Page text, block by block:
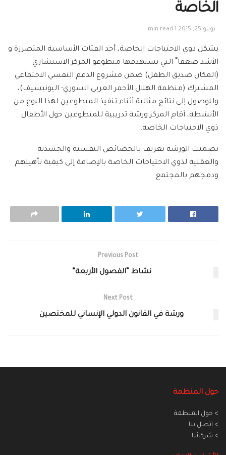
الخاصة
يونيو 25, 2015 1 min read
يشكل ذوي الاحتياجات الخاصة، أحد الفئات الأساسية المتضررة و
الأشد ضعفا ً التي يستهدفها متطوعو المركز الاستشاري
(المكان صديق الطفل) ضمن مشروع الدعم النفسي الاجتماعي
المشترك (منظمة الهلال الأحمر العربي السوري- اليونيسيف)،
وللوصول إلى نتائج مثالية أثناء تنفيذ المتطوعين لهذا النوع من
الأنشطة، أقام المركز ورشة تدريبية للمتطوعين حول الأطفال
ذوي الاحتياجات الخاصة.
تضمنت الورشة تعريف بالخصائص النفسية والجسدية
والعقلية لذوي الاحتياجات الخاصة بالإضافة إلى كيفية تأهيلهم
ودمجهم بالمجتمع.
Previous Post
نشاط “الفصول الأربعة”
Next Post
ورشة في القانون الدولي الإنساني للمختصين
حول المنظمة
> حول المنظمة
> اتصل بنا
> شركائنا